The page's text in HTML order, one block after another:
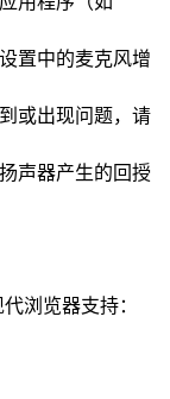
置中的麦克风增
或出现问题，请
声器产生的回授
浏览器支持：